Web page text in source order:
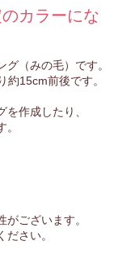
カラーにな
（みの毛）です。
15cm前後です。
作成したり、
ございます。
さい。